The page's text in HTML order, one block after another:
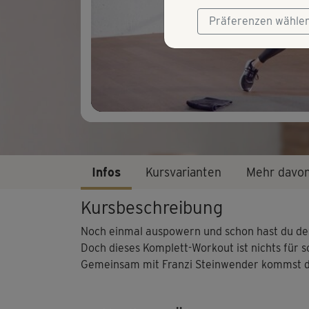
Infos Kursvarianten Mehr
Kursbeschreibung
Noch einmal auspowern und schon hast du
Doch dieses Komplett-Workout ist nichts für
Gemeinsam mit Franzi Steinwender kommst
Präferenzen